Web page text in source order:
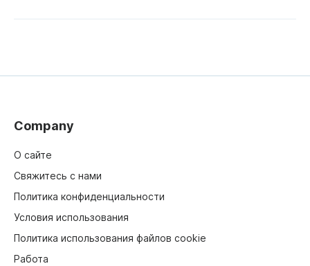
Company
О сайте
Свяжитесь с нами
Политика конфиденциальности
Условия использования
Политика использования файлов cookie
Работа